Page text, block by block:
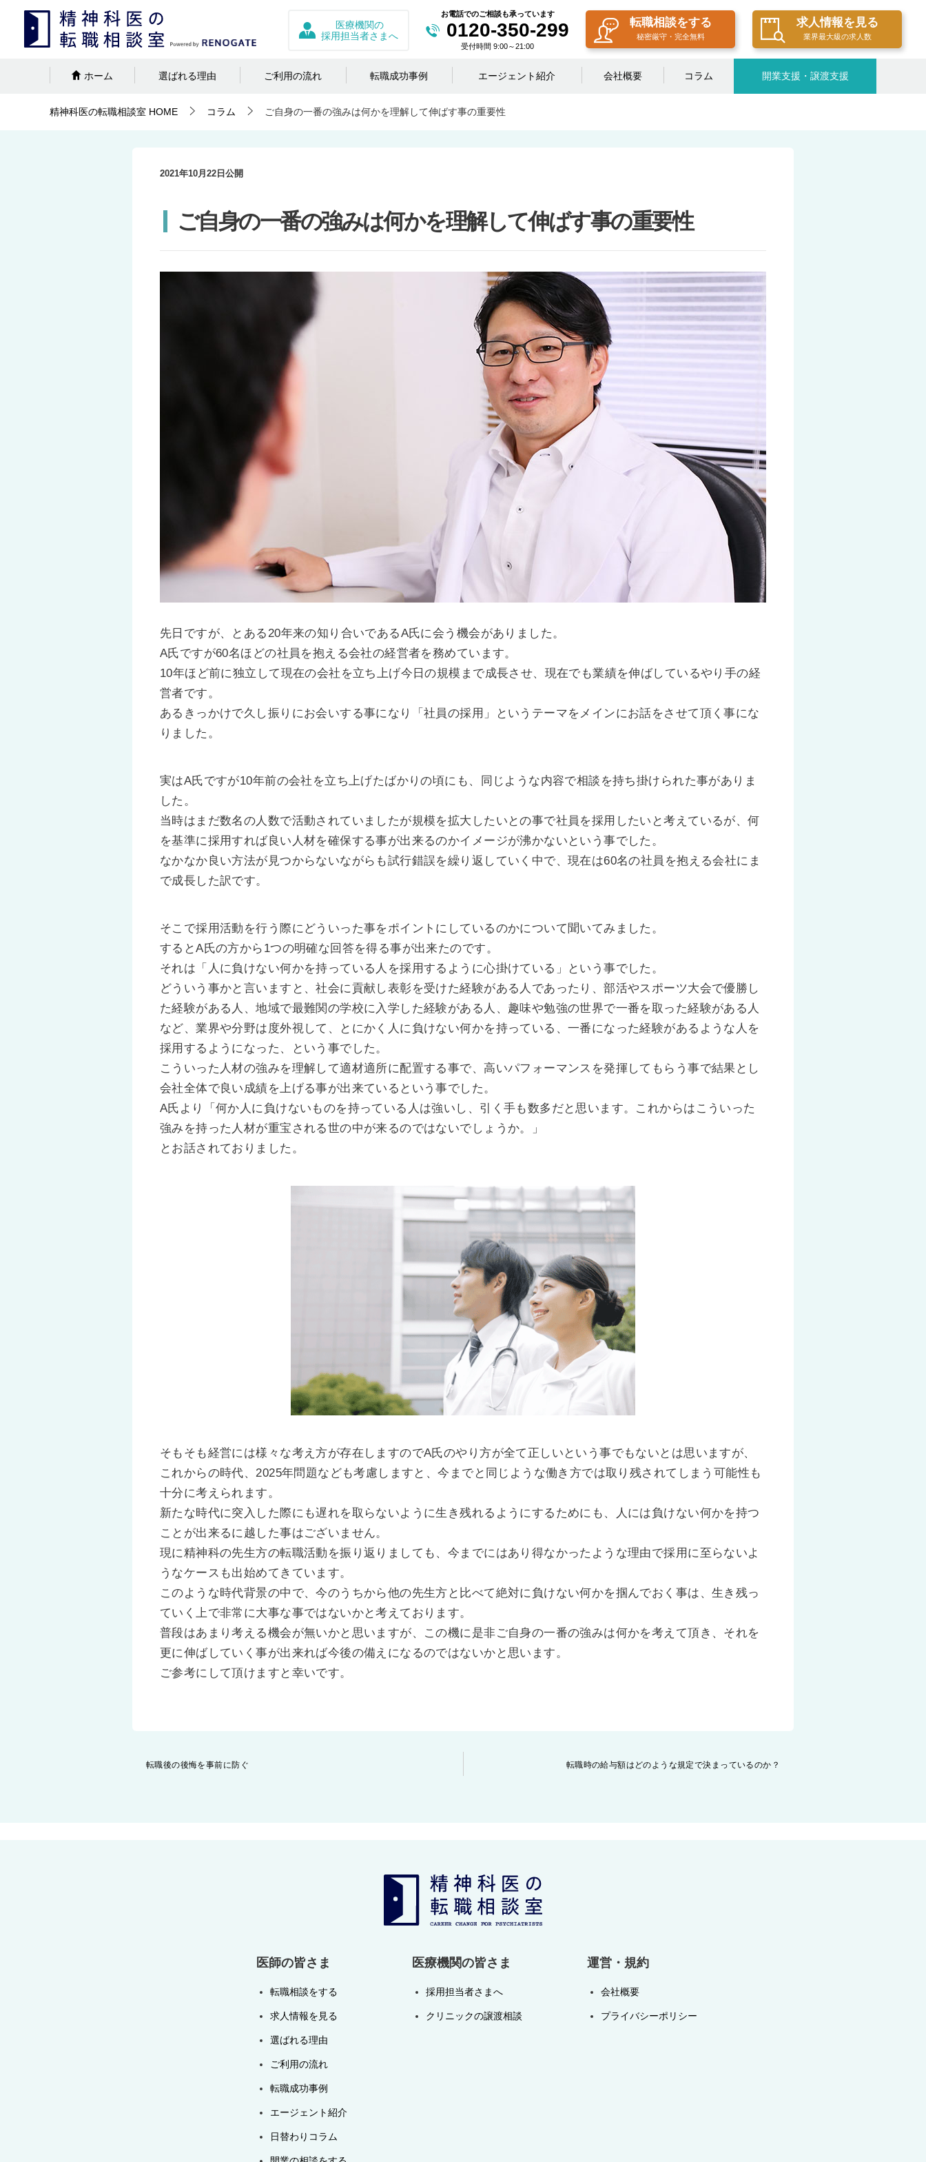
転職相談をする
秘密厳守・完全無料
求人情報を見る
業界最大級の求人数
お電話でのご相談も承っています
0120-350-299
受付時間 9:00～21:00
医療機関の
採用担当者さまへ
ホーム 選ばれる理由 ご利用の流れ 転職成功事例 エージェント紹介 会社概要 コラム 開業支援・譲渡支援
精神科医の転職相談室 HOME コラム ご自身の一番の強みは何かを理解して伸ばす事の重要性
2021年10月22日 公開
ご自身の一番の強みは何かを理解して伸ばす事の重要性
先日ですが、とある20年来の知り合いであるA氏に会う機会がありました。
A氏ですが60名ほどの社員を抱える会社の経営者を務めています。
10年ほど前に独立して現在の会社を立ち上げ今日の規模まで成長させ、現在でも業績を伸ばしているやり手の経
営者です。
あるきっかけで久し振りにお会いする事になり「社員の採用」というテーマをメインにお話をさせて頂く事にな
りました。
実はA氏ですが10年前の会社を立ち上げたばかりの頃にも、同じような内容で相談を持ち掛けられた事がありま
した。
当時はまだ数名の人数で活動されていましたが規模を拡大したいとの事で社員を採用したいと考えているが、何
を基準に採用すれば良い人材を確保する事が出来るのかイメージが沸かないという事でした。
なかなか良い方法が見つからないながらも試行錯誤を繰り返していく中で、現在は60名の社員を抱える会社にま
で成長した訳です。
そこで採用活動を行う際にどういった事をポイントにしているのかについて聞いてみました。
するとA氏の方から1つの明確な回答を得る事が出来たのです。
それは「人に負けない何かを持っている人を採用するように心掛けている」という事でした。
どういう事かと言いますと、社会に貢献し表彰を受けた経験がある人であったり、部活やスポーツ大会で優勝し
た経験がある人、地域で最難関の学校に入学した経験がある人、趣味や勉強の世界で一番を取った経験がある人
など、業界や分野は度外視して、とにかく人に負けない何かを持っている、一番になった経験があるような人を
採用するようになった、という事でした。
こういった人材の強みを理解して適材適所に配置する事で、高いパフォーマンスを発揮してもらう事で結果とし
会社全体で良い成績を上げる事が出来ているという事でした。
A氏より「何か人に負けないものを持っている人は強いし、引く手も数多だと思います。これからはこういった
強みを持った人材が重宝される世の中が来るのではないでしょうか。」
とお話されておりました。
そもそも経営には様々な考え方が存在しますのでA氏のやり方が全て正しいという事でもないとは思いますが、
これからの時代、2025年問題なども考慮しますと、今までと同じような働き方では取り残されてしまう可能性も
十分に考えられます。
新たな時代に突入した際にも遅れを取らないように生き残れるようにするためにも、人には負けない何かを持つ
ことが出来るに越した事はございません。
現に精神科の先生方の転職活動を振り返りましても、今までにはあり得なかったような理由で採用に至らないよ
うなケースも出始めてきています。
このような時代背景の中で、今のうちから他の先生方と比べて絶対に負けない何かを掴んでおく事は、生き残っ
ていく上で非常に大事な事ではないかと考えております。
普段はあまり考える機会が無いかと思いますが、この機に是非ご自身の一番の強みは何かを考えて頂き、それを
更に伸ばしていく事が出来れば今後の備えになるのではないかと思います。
ご参考にして頂けますと幸いです。
投転職後の後悔を事前に防ぐ 転職時の給与額はどのような規定で決まっているのか？
医師の皆さま
転職相談をする
求人情報を見る
選ばれる理由
ご利用の流れ
転職成功事例
エージェント紹介
日替わりコラム
医療機関の皆さま
採用担当者さまへ
クリニックの譲渡相談
運営・規約
会社概要
プライバシーポリシー